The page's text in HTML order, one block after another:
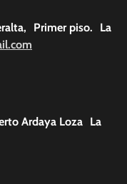
Primer piso. La
Ardaya Loza La